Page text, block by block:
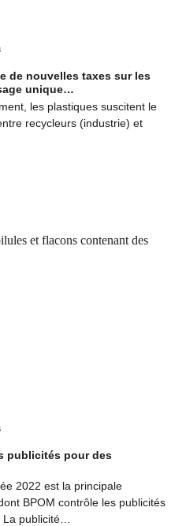
de nouvelles taxes sur les
unique…
les plastiques suscitent le
recycleurs (industrie) et
publicités pour des
2022 est la principale
BPOM contrôle les publicités
publicité…